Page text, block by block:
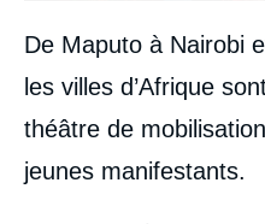
De Maputo à Nairobi
les villes d’Afrique
théâtre de
jeunes manifestants.